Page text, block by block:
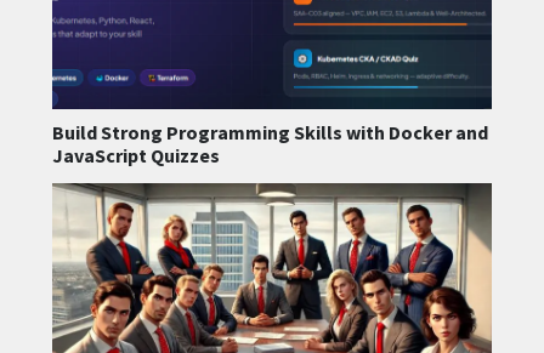
Build Strong Programming Skills with Docker and
JavaScript Quizzes